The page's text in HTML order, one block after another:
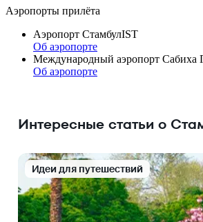
Аэропорты прилёта
Аэропорт СтамбулIST
Об аэропорте
Международный аэропорт Сабиха
Об аэропорте
Интересные статьи о
Идеи для путешествий